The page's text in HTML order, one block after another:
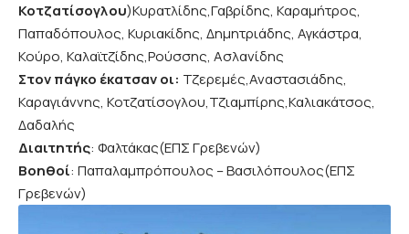
Κοτζατίσογλου)Κυρατλίδης,Γαβρίδης, Καραμήτρος,
Παπαδόπουλος, Κυριακίδης, Δημητριάδης, Αγκάστρα,
Κούρο, Καλαϊτζίδης,Ρούσσης, Ασλανίδης
Στον πάγκο έκατσαν οι: Τζερεμές,Αναστασιάδης,
Καραγιάννης, Κοτζατίσογλου,Τζιαμπίρης,Καλιακάτσος,
Δαδαλής
Διαιτητής: Φαλτάκας(ΕΠΣ Γρεβενών)
Βοηθοί: Παπαλαμπρόπουλος – Βασιλόπουλος(ΕΠΣ
Γρεβενών)